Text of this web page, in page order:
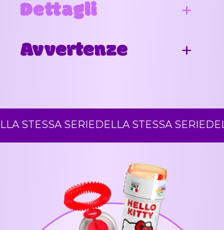
Dettagli
Avvertenze
STESSA SERIEDELLA STESSA SERIE